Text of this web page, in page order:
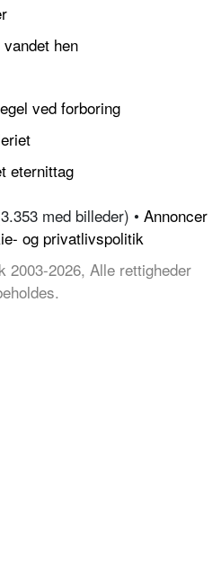
hen
ved forboring
eternittag
med billeder) • Annoncer
og privatlivspolitik
2003-2026, Alle rettigheder